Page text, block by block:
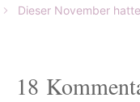
Dieser November
18